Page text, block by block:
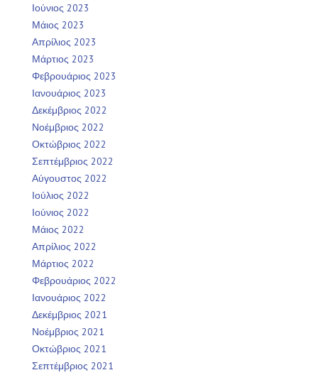
Ιούνιος 2023
Μάιος 2023
Απρίλιος 2023
Μάρτιος 2023
Φεβρουάριος 2023
Ιανουάριος 2023
Δεκέμβριος 2022
Νοέμβριος 2022
Οκτώβριος 2022
Σεπτέμβριος 2022
Αύγουστος 2022
Ιούλιος 2022
Ιούνιος 2022
Μάιος 2022
Απρίλιος 2022
Μάρτιος 2022
Φεβρουάριος 2022
Ιανουάριος 2022
Δεκέμβριος 2021
Νοέμβριος 2021
Οκτώβριος 2021
Σεπτέμβριος 2021